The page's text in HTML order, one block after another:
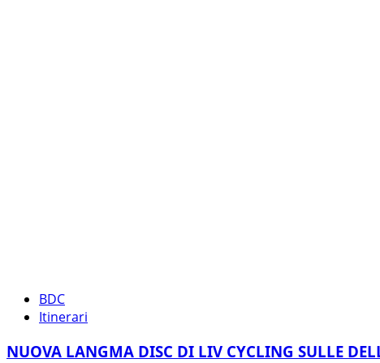
BDC
Itinerari
NUOVA LANGMA DISC DI LIV CYCLING SULLE